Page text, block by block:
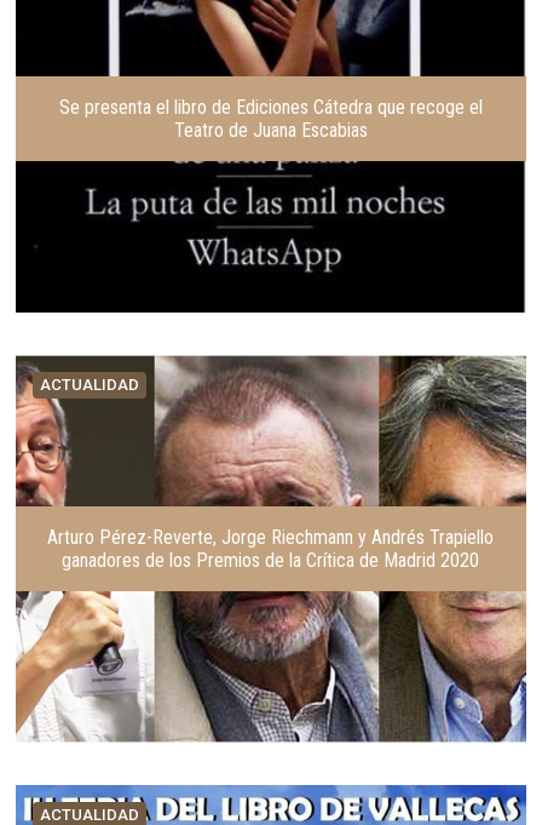
Se presenta el libro de Ediciones Cátedra que recoge el
Teatro de Juana Escabias
ACTUALIDAD
Arturo Pérez-Reverte, Jorge Riechmann y Andrés Trapiello
ganadores de los Premios de la Crítica de Madrid 2020
ACTUALIDAD